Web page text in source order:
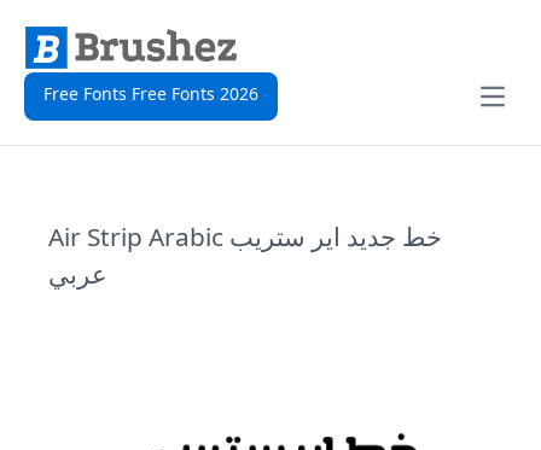
Free Fonts Free Fonts 2026
Open
Air Strip Arabic خط جديد اير ستريب
عربي